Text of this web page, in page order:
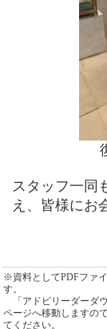
スタッフ一同
え、皆様にお
※資料としてPDFファ
す。
「アドビリーダーダ
ページへ移動しますの
てください。